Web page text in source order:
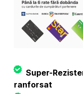
Super-
ranforsat